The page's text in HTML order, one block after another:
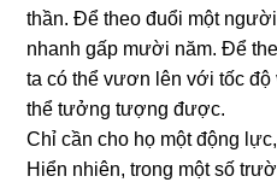
thần. Để theo đuổi một
nhanh gấp mười năm. Để
ta có thể vươn lên với tốc
thể tưởng tượng được.
Chỉ cần cho họ một động
Hiển nhiên, trong một số